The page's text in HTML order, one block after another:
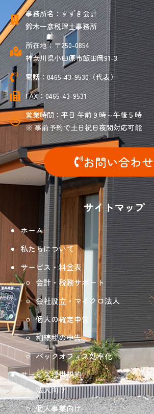
事務所名：すずき会計
鈴木一彦税理士事務所
所在地：〒250-0854
神奈川県小田原市飯田岡91-3
電話：0465-43-9530（代表）
FAX：0465-43-9531
営業時間：平日 午前９時～午後５時
※ 事前予約で土日祝日夜間対応可能
お問い合わせ
サイトマップ
ホーム
私たちについて
サービス・料金表
会計・税務サポート
会社設立・マイクロ法人
個人の確定申告
相続税の申告
バックオフィス効率化
サービス提供規約
法人向け
個人事業向け